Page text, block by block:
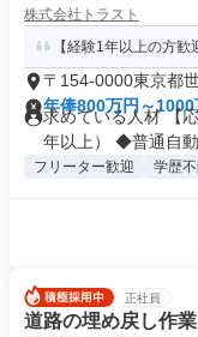
株式会社トラスト
【経験1年以上の方
〒154-0000東京都
年俸800万円～1000
求めている人材 【
年以上） ◆普通自動
フリーター歓迎 学歴
正社員
道路の埋め戻し作業